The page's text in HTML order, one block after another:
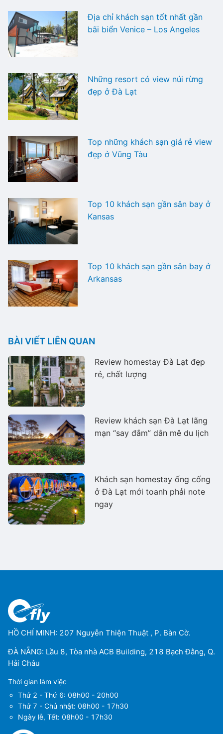
Địa chỉ khách sạn tốt nhất gần
bãi biển Venice – Los Angeles
Những resort có view núi rừng
đẹp ở Đà Lạt
Top những khách sạn giá rẻ view
đẹp ở Vũng Tàu
Top 10 khách sạn gần sân bay ở
Kansas
Top 10 khách sạn gần sân bay ở
Arkansas
BÀI VIẾT LIÊN QUAN
Review homestay Đà Lạt đẹp
rẻ, chất lượng
Review khách sạn Đà Lạt lãng
mạn “say đắm” dân mê du lịch
Khách sạn homestay ống cống
ở Đà Lạt mới toanh phải note
ngay
HỒ CHÍ MINH: 207 Nguyễn Thiện Thuật , P. Bàn Cờ.
ĐÀ NẴNG: Lầu 8, Tòa nhà ACB Building, 218 Bạch Đằng, Q.
Hải Châu
Thời gian làm việc
Thứ 2 - Thứ 6: 08h00 - 20h00
Thứ 7 - Chủ nhật: 08h00 - 17h30
Ngày lễ, Tết: 08h00 - 17h30